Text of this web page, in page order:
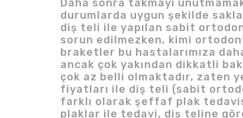
Daha sonra takmayı
durumlarda uygun şekilde
diş teli ile yapılan sabit
sorun edilmezken, kimi
braketler bu hastalarımıza
ancak çok yakından dikkatli
çok az belli olmaktadır, zaten
fiyatları ile diş teli (sabit
farklı olarak şeffaf plak
plaklar ile tedavi, diş teline